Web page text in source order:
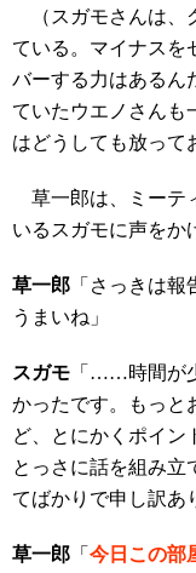
（スガモさんは、
ている。マイナスを
バーする力はあるん
ていたウエノさんも
はどうしても放って
草一郎は、ミーテ
いるスガモに声をか
草一郎 「さっきは
うまいね」
スガモ 「……時間が
かったです。もっと
ど、とにかくポイン
とっさに話を組み立
てばかりで申し訳あ
草一郎 「 今日この部